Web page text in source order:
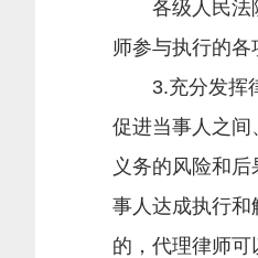
各级人民法院
师参与执行的各
3.充分发挥律
促进当事人之
义务的风险和
事人达成执行和
的，代理律师可